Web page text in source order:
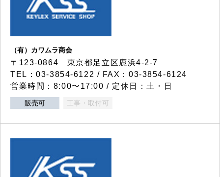
（有）カワムラ商会
〒123-0864 東京都足立区鹿浜4-2-7
TEL：03-3854-6122 / FAX：03-3854-6124
営業時間：8:00〜17:00 / 定休日：土・日
販売可 工事・取付可